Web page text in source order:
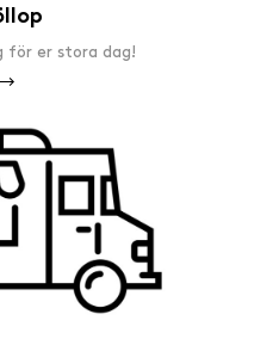
för er stora dag!